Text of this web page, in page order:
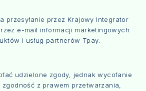
przesyłanie przez Krajowy Integrator
e-mail informacji marketingowych
i usług partnerów Tpay.
udzielone zgody, jednak wycofanie
zgodność z prawem przetwarzania,